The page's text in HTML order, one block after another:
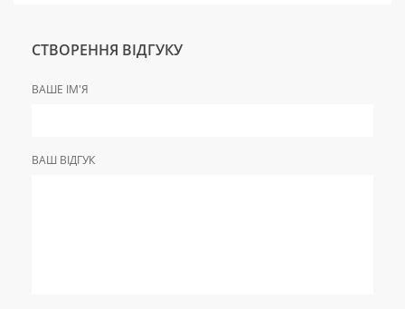
СТВОРЕННЯ ВІДГУКУ
ВАШЕ ІМ'Я
ВАШ ВІДГУК